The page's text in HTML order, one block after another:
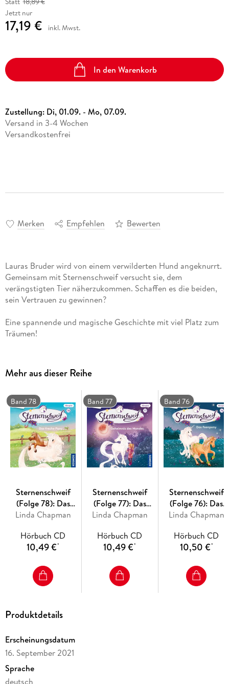
Jetzt nur
17,19 € inkl. Mwst.
In den Warenkorb
Zustellung: Di, 01.09. - Mo, 07.09.
Versand in 3-4 Wochen
Versandkostenfrei
Merken Empfehlen Bewerten
Lauras Bruder wird von einem verwilderten Hund angeknurrt.
Gemeinsam mit Sternenschweif versucht sie, dem
verängstigten Tier näherzukommen. Schaffen es die beiden,
sein Vertrauen zu gewinnen?
Eine spannende und magische Geschichte mit viel Platz zum
Träumen!
Mehr aus dieser Reihe
Band 78
Sternenschweif
(Folge 78): Das
freche Pony
Linda Chapman
Hörbuch CD
10,49 €*
Band 77
Sternenschweif
(Folge 77): Das
Geheimnis des
Linda Chapman
Hörbuch CD
10,49 €*
Band 76
Sternenschweif
(Folge 76): Das
Feenpony
Linda Chapman
Hörbuch CD
10,50 €*
Produktdetails
Erscheinungsdatum
16. September 2021
Sprache
deutsch